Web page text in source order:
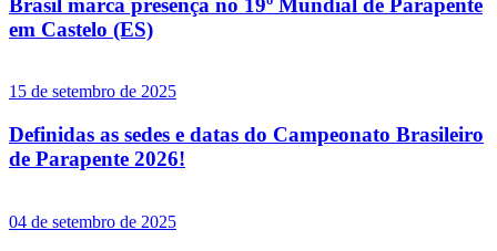
em Castelo (ES)
15 de setembro de 2025
Definidas as sedes e datas do Campeonato Brasileiro
de Parapente 2026!
04 de setembro de 2025